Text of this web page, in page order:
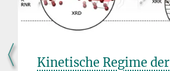
Kinetische Regime der